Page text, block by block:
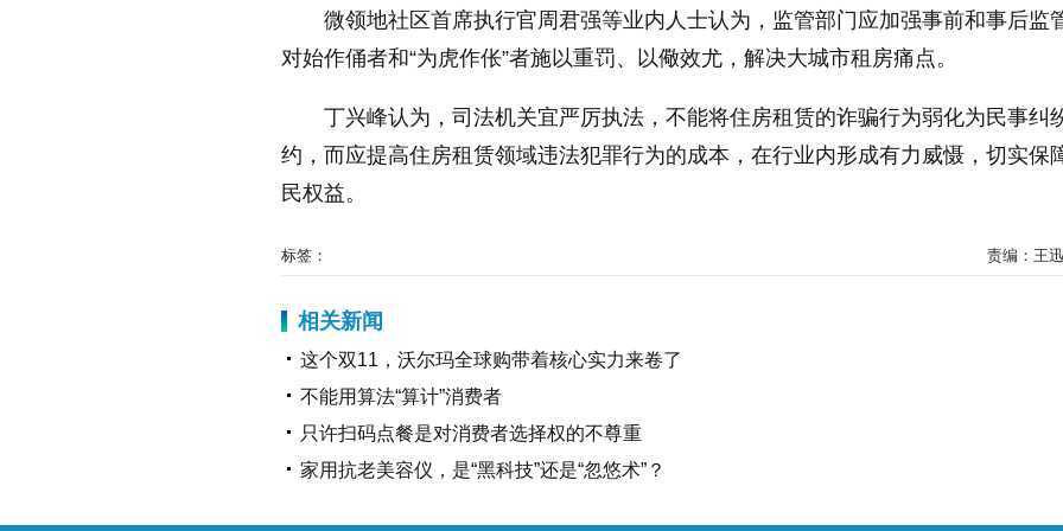
微领地社区首席执行官周君强等业内人士认为，监管部门应加强事前和事后监
对始作俑者和“为虎作伥”者施以重罚、以儆效尤，解决大城市租房痛点。
丁兴峰认为，司法机关宜严厉执法，不能将住房租赁的诈骗行为弱化为民事纠
约，而应提高住房租赁领域违法犯罪行为的成本，在行业内形成有力威慑，切实保
民权益。
标签： 责编：王
相关新闻
这个双11，沃尔玛全球购带着核心实力来卷了
不能用算法“算计”消费者
只许扫码点餐是对消费者选择权的不尊重
家用抗老美容仪，是“黑科技”还是“忽悠术”？